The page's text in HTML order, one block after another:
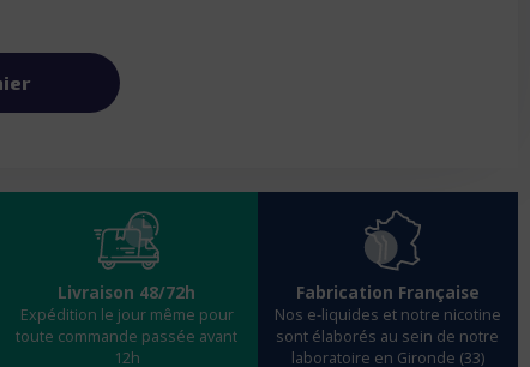
Livraison 48/72h
Expédition le jour même pour
toute commande passée avant
12h
Fabrication Française
Nos e-liquides et notre nicotine
sont élaborés au sein de notre
laboratoire en Gironde (33)